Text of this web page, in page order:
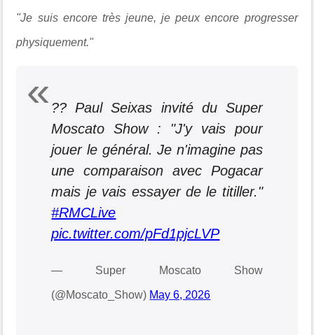
"Je suis encore très jeune, je peux encore progresser
physiquement."
?? Paul Seixas invité du Super
Moscato Show : "J'y vais pour
jouer le général. Je n'imagine pas
une comparaison avec Pogacar
mais je vais essayer de le titiller."
#RMCLive
pic.twitter.com/pFd1pjcLVP
— Super Moscato Show
(@Moscato_Show) May 6, 2026